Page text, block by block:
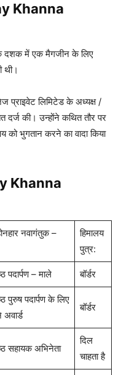
Khanna
दशक में एक मैगजीन के लिए
थी।
लिमिटेड के अध्यक्ष /
दर्ज की। उन्होंने कथित तौर पर
भुगतान करने का वादा किया
Khanna
नवागंतुक –
हिमालय
पुत्र:
पदार्पण – माले बॉर्डर
पुरुष पदार्पण के लिए
बॉर्डर
सहायक अभिनेता
दिल
चाहता है